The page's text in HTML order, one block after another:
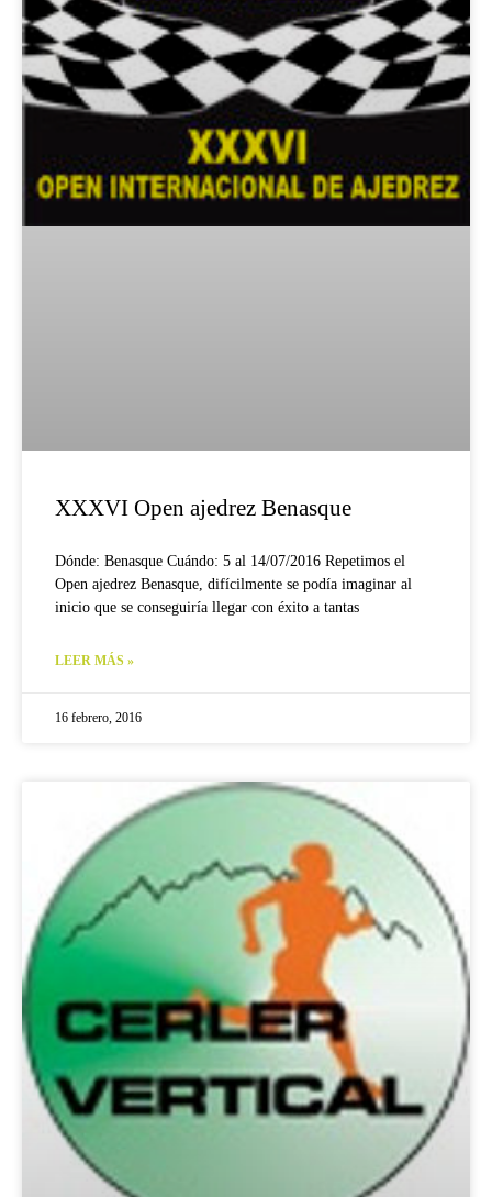
XXXVI Open ajedrez Benasque
Dónde: Benasque Cuándo: 5 al 14/07/2016 Repetimos el
Open ajedrez Benasque, difícilmente se podía imaginar al
inicio que se conseguiría llegar con éxito a tantas
LEER MÁS »
16 febrero, 2016